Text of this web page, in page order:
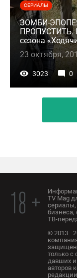
СЕРИАЛЫ
ЗОМБИ-
ПРОПУСТИТЬ.
сезона
23 октября,
3023 0
18 +
TV Mag
бизнеса,
ТВ-
©
только с
давших
авторов